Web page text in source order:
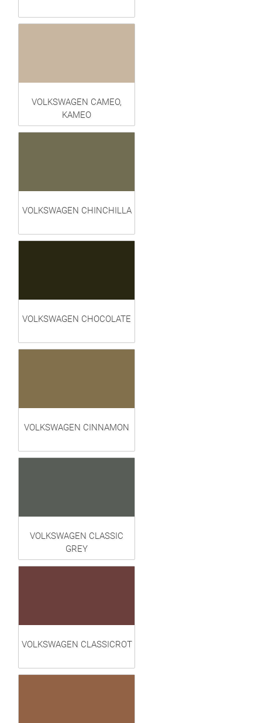
VOLKSWAGEN CAMEO,
KAMEO
VOLKSWAGEN CHINCHILLA
VOLKSWAGEN CHOCOLATE
VOLKSWAGEN CINNAMON
VOLKSWAGEN CLASSIC
GREY
VOLKSWAGEN CLASSICROT